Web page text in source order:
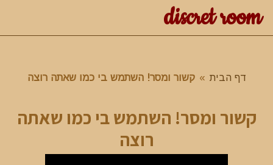
discret room
דף הבית » קשור ומסר! השתמש בי כמו שאתה רוצה
קשור ומסר! השתמש בי כמו שאתה
רוצה